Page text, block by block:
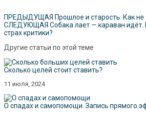
ПРЕДЫДУЩАЯ Прошлое и старость. Как не
СЛЕДУЮЩАЯ Собака лает — караван идёт.
страх критики?
Другие статьи по этой теме
Сколько целей стоит ставить?
11 июля, 2024
О спадах и самопомощи. Запись прямого